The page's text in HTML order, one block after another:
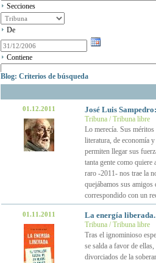
Secciones
De
Contiene
Blog: Criterios de búsqueda
01.12.2011 José Luis
Tribuna / Tribuna libre
Lo merecía. Sus
literatura, de economía
permiten llegar sus
tanta gente como quiere
raro -2011- nos trae la
quejábamos sus
correspondido con un
01.11.2011 La energía
Tribuna / Tribuna libre
Tras el ignominioso
se salda a favor de
divorciados de la